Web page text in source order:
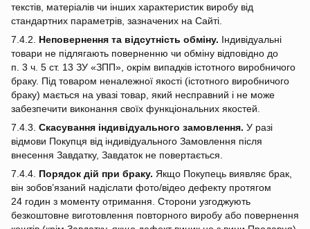
текстів, матеріалів чи інших характеристик виробу від
стандартних параметрів, зазначених на Сайті.
7.4.2. Неповернення та відсутність обміну. Індивідуальні
товари не підлягають поверненню чи обміну відповідно до
п. 3 ч. 5 ст. 13 ЗУ «ЗПП», окрім випадків істотного виробничого
браку. Під товаром неналежної якості (істотного виробничого
браку) мається на увазі товар, який несправний і не може
забезпечити виконання своїх функціональних якостей.
7.4.3. Скасування індивідуального замовлення. У разі
відмови Покупця від індивідуального Замовлення після
внесення Завдатку, Завдаток не повертається.
7.4.4. Порядок дій при браку. Якщо Покупець виявляє брак,
він зобов’язаний надіслати фото/відео дефекту протягом
24 годин з моменту отримання. Сторони узгоджують
безкоштовне виготовлення повторного виробу або повернення